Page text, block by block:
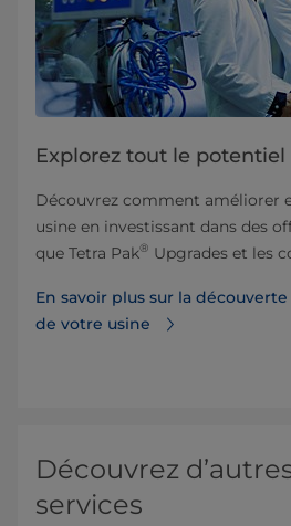
Explorez tout le
Découvrez comment améliorer
usine en investissant dans des
que Tetra Pak® Upgrades et les
En savoir plus sur la
de votre usine
Découvrez
services